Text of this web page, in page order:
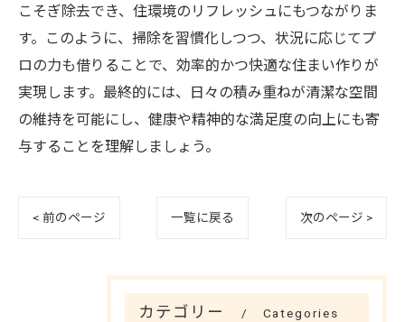
こそぎ除去でき、住環境のリフレッシュにもつながりま
す。このように、掃除を習慣化しつつ、状況に応じてプ
ロの力も借りることで、効率的かつ快適な住まい作りが
実現します。最終的には、日々の積み重ねが清潔な空間
の維持を可能にし、健康や精神的な満足度の向上にも寄
与することを理解しましょう。
< 前のページ 一覧に戻る 次のページ >
カテゴリー Categories